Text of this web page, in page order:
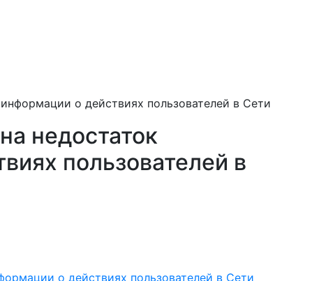
о действиях пользователей в Сети
недостаток
пользователей в